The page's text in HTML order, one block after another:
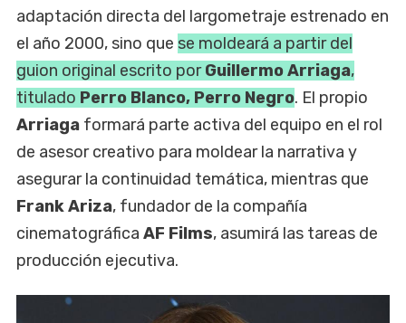
adaptación directa del largometraje estrenado en
el año 2000, sino que se moldeará a partir del
guion original escrito porGuillermo Arriaga,
titulado Perro Blanco, Perro Negro. El propio
Arriaga formará parte activa del equipo en el rol
de asesor creativo para moldear la narrativa y
asegurar la continuidad temática, mientras que
Frank Ariza, fundador de la compañía
cinematográfica AF Films, asumirá las tareas de
producción ejecutiva.